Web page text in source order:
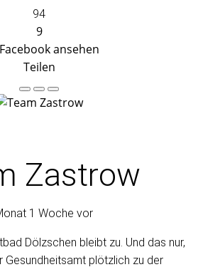
94
9
ansehen
Teilen
Zastrow
1 Woche vor
Dölzschen bleibt zu. Und das nur,
Gesundheitsamt plötzlich zu der